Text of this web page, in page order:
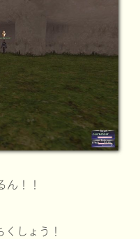
ん！！
しょう！